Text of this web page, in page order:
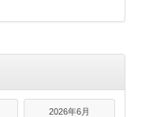
2026年6月